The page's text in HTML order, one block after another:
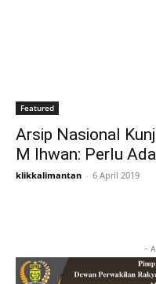
Featured
Arsip Nasional
M Ihwan: Perlu
klikkalimantan - 6 April 2019
-